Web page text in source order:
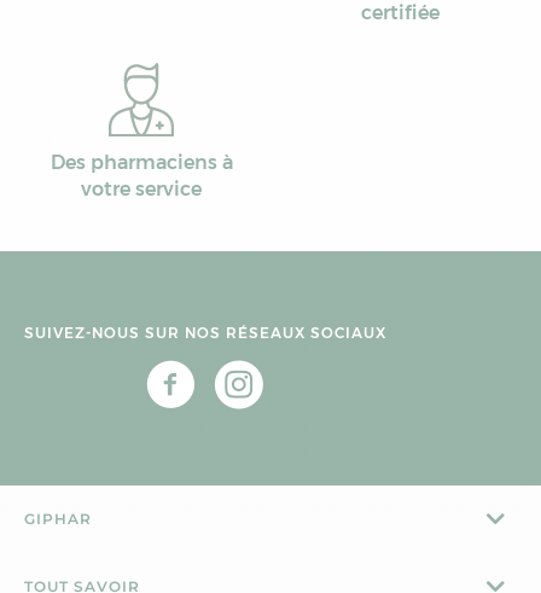
certifiée
Des pharmaciens à
votre service
SUIVEZ-NOUS SUR NOS RÉSEAUX SOCIAUX
GIPHAR
TOUT SAVOIR